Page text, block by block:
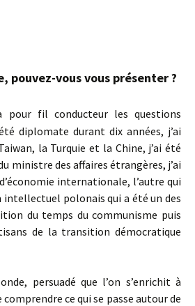
pouvez-vous vous présenter ?
pour fil conducteur les questions
diplomate durant dix années, j’ai
la Turquie et la Chine, j’ai été
ministre des affaires étrangères, j’ai
internationale, l’autre qui
intellectuel polonais qui a été un des
du temps du communisme puis
de la transition démocratique
persuadé que l’on s’enrichit à
ce qui se passe autour de